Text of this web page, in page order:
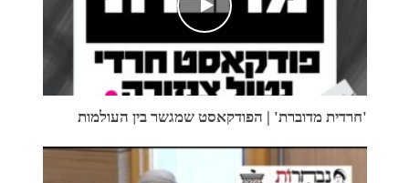
'חרדית מדוברת' | הפודקאסט שמגשר בין העולמות